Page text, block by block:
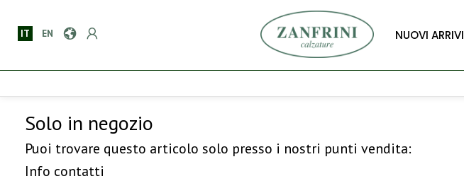
IT EN NUOVI ARRIVI
Solo in negozio
Puoi trovare questo articolo solo presso i nostri punti vendita:
Info contatti